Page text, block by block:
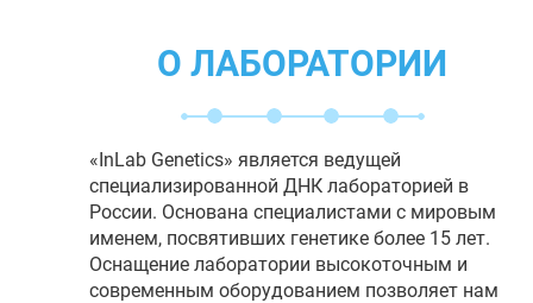
О ЛАБОРАТОРИИ
«InLab Genetics» является ведущей
специализированной ДНК лабораторией в
России. Основана специалистами с мировым
именем, посвятивших генетике более 15 лет.
Оснащение лаборатории высокоточным и
современным оборудованием позволяет нам